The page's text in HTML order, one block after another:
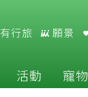
有行旅 願景
活動 寵物